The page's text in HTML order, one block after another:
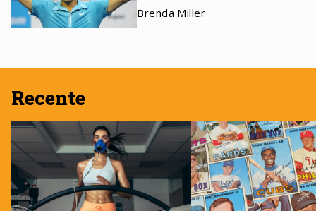
Brenda Miller
Recente